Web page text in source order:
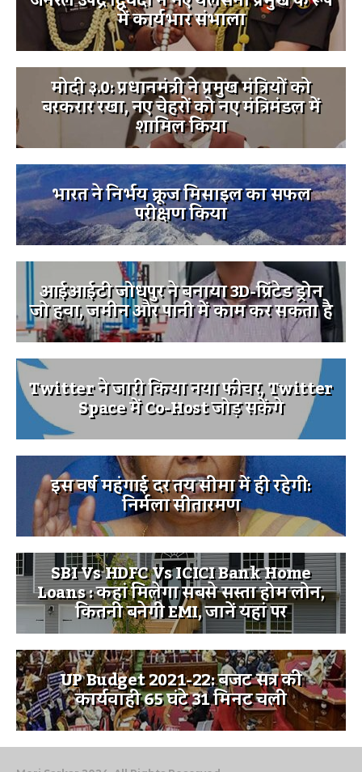
में कार्यभार संभाला
मोदी ३.0: प्रधानमंत्री ने प्रमुख मंत्रियों को
बरकरार रखा, नए चेहरों को नए मंत्रिमंडल में
शामिल किया
भारत ने निर्भय क्रूज मिसाइल का सफल
परीक्षण किया
आईआईटी जोधपुर ने बनाया 3D-प्रिंटेड ड्रोन
जो हवा, जमीन और पानी में काम कर सकता है
Twitter ने जारी किया नया फीचर, Twitter
Space में Co-Host जोड़ सकेंगे
इस वर्ष महंगाई दर तय सीमा में ही रहेगी:
निर्मला सीतारमण
SBI Vs HDFC Vs ICICI Bank Home
Loans : कहां मिलेगा सबसे सस्ता होम लोन,
कितनी बनेगी EMI, जानें यहां पर
UP Budget 2021-22: बजट सत्र की
कार्यवाही 65 घंटे 31 मिनट चली